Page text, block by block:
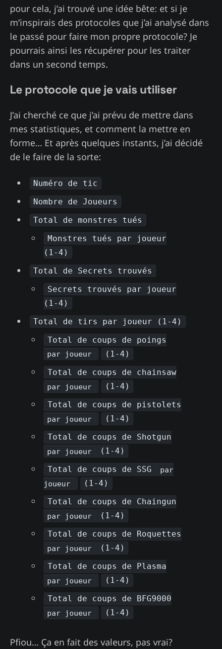
pour cela, j’ai trouvé une idée bête: et si je
m’inspirais des protocoles que j’ai analysé dans
le passé pour faire mon propre protocole? Je
pourrais ainsi les récupérer pour les traiter
dans un second temps.
Le protocole que je vais utiliser
J’ai cherché ce que j’ai prévu de mettre dans
mes statistiques, et comment la mettre en
forme… Et après quelques instants, j’ai décidé
de le faire de la sorte:
Numéro de tic
Nombre de Joueurs
Total de monstres tués
Monstres tués par joueur
(1-4)
Total de Secrets trouvés
Secrets trouvés par joueur
(1-4)
Total de tirs par joueur (1-4)
Total de coups de poings
par joueur
(1-4)
Total de coups de chainsaw
par joueur
(1-4)
Total de coups de pistolets
par joueur
(1-4)
Total de coups de Shotgun
par joueur
(1-4)
Total de coups de SSG
par
joueur
(1-4)
Total de coups de Chaingun
par joueur
(1-4)
Total de coups de Roquettes
par joueur
(1-4)
Total de coups de Plasma
par joueur
(1-4)
Total de coups de BFG9000
par joueur (1-4)
Pfiou… Ça en fait des valeurs, pas vrai?